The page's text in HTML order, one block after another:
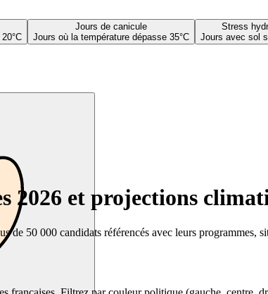
Jours de canicule
Jours où la température dépasse 35°C
Stress
Jours avec sol
et projections
50 000 candidats référencés avec leurs programmes,